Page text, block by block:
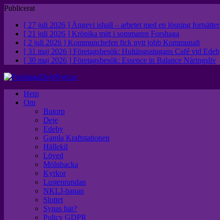
Publicerat
[ 27 juli 2026 ] Ängevi ishall – arbetet med en lösning fortsätter
[ 21 juli 2026 ] Krönika mitt i sommaren Forshaga
[ 2 juli 2026 ] Kommunchefen fick nytt jobb Kommunalt
[ 31 maj 2026 ] Företagsbesök: Hultängsstugans Café vid
[ 30 maj 2026 ] Företagsbesök: Essence in Balance Näringsliv
Hem
Om
Butorp
Deje
Edeby
Gamla Kraftstationen
Hällekil
Löved
Mölnbacka
Kyrkor
Lustenrundan
NKLJ-banan
Slottet
Synas här?
Policy GDPR